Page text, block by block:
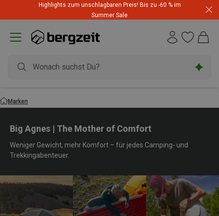
Highlights zum unschlagbaren Preis! Bis zu -60 % im
Summer Sale
Marken
Big Agnes | The Mother of Comfort
Weniger Gewicht, mehr Komfort – für jedes Camping- und
Trekkingabenteuer.